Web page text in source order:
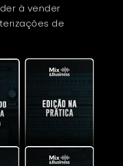
à vender
de